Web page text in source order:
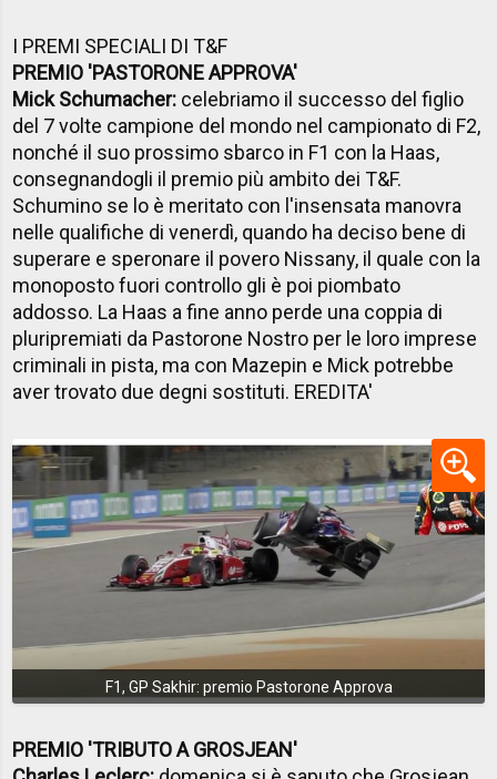
I PREMI SPECIALI DI T&F
PREMIO 'PASTORONE APPROVA'
Mick Schumacher: celebriamo il successo del figlio
del 7 volte campione del mondo nel campionato di F2,
nonché il suo prossimo sbarco in F1 con la Haas,
consegnandogli il premio più ambito dei T&F.
Schumino se lo è meritato con l'insensata manovra
nelle qualifiche di venerdì, quando ha deciso bene di
superare e speronare il povero Nissany, il quale con la
monoposto fuori controllo gli è poi piombato
addosso. La Haas a fine anno perde una coppia di
pluripremiati da Pastorone Nostro per le loro imprese
criminali in pista, ma con Mazepin e Mick potrebbe
aver trovato due degni sostituti. EREDITA'
F1, GP Sakhir: premio Pastorone Approva
PREMIO 'TRIBUTO A GROSJEAN'